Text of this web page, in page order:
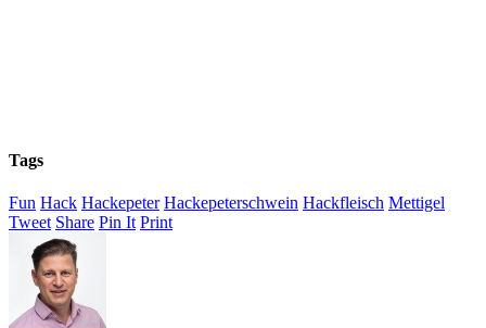
Tags
Fun Hack Hackepeter Hackepeterschwein Hackfleisch Mettigel
Tweet Share Pin It Print